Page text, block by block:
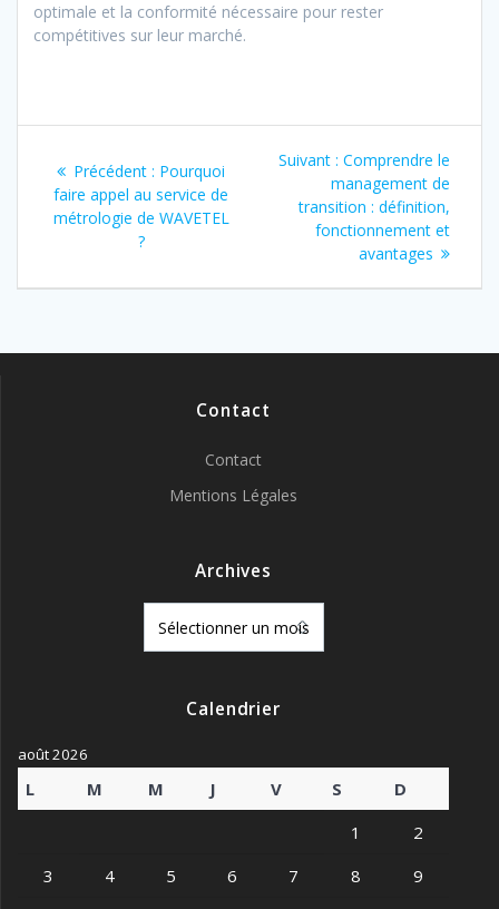
optimale et la conformité nécessaire pour rester
compétitives sur leur marché.
de
l’article
Précédent : Article
précédent
:
Pourquoi
faire appel au service de
métrologie de WAVETEL
?
Suivant : Article
suivant
:
Comprendre le
management de
transition : définition,
fonctionnement et
avantages
Contact
Contact
Mentions Légales
Archives
Calendrier
août 2026
L M M J V S
D
1
2
3
4 5 6 7 8
9